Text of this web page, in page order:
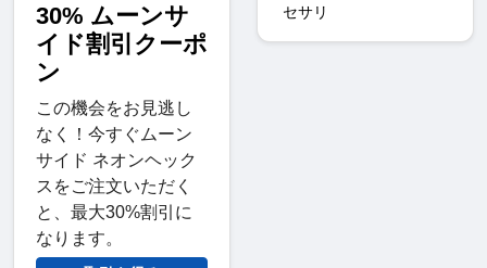
30% ムーンサ
イド割引クーポ
ン
この機会をお見逃し
なく！今すぐムーン
サイド ネオンヘック
スをご注文いただく
と、最大30%割引に
なります。
セサリ